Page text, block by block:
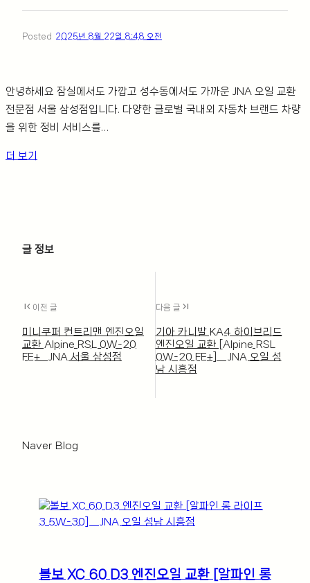
Posted 2025년 8월 22일 8:48 오전
안녕하세요 잠실에서도 가깝고 성수동에서도 가까운 JNA 오일 교환
전문점 서울 삼성점입니다. 다양한 글로벌 국내외 자동차 브랜드 차량
을 위한 정비 서비스를…
더 보기
글 정보
first_page 이전 글
미니쿠퍼 컨트리맨 엔진오일
교환 Alpine RSL 0W-20
FE+_ JNA 서울 삼성점
다음 글 last_page
기아 카니발 KA4 하이브리드
엔진오일 교환 [Alpine RSL
0W-20 FE+] _ JNA 오일 성
남 시흥점
Naver Blogㅤ
볼보 XC 60 D3 엔진오일 교환 [알파인 롱